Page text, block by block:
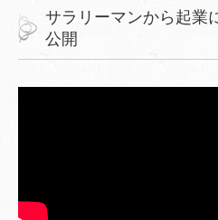
サラリーマンから起業
公開